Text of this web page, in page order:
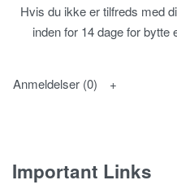
Hvis du ikke er tilfreds med
inden for 14 dage for bytte
Anmeldelser (0)
Important Links